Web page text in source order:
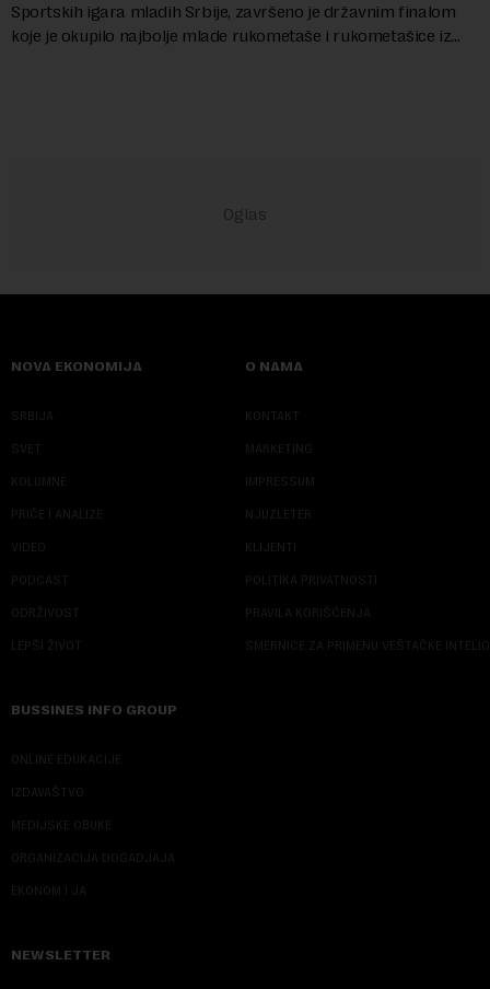
Sportskih igara mladih Srbije, završeno je državnim finalom
koje je okupilo najbolje mlade rukometaše i rukometašice iz
NOVA EKONOMIJA
SRBIJA
SVET
KOLUMNE
PRIČE I ANALIZE
VIDEO
PODCAST
ODRŽIVOST
LEPŠI ŽIVOT
O NAMA
KONTAKT
MARKETING
IMPRESSUM
NJUZLETER
KLIJENTI
POLITIKA PRIVATNOSTI
PRAVILA KORIŠĆENJA
SMERNICE ZA PRIMENU VEŠTAČKE
BUSSINES INFO GROUP
ONLINE EDUKACIJE
IZDAVAŠTVO
MEDIJSKE OBUKE
ORGANIZACIJA DOGADJAJA
EKONOM I JA
NEWSLETTER